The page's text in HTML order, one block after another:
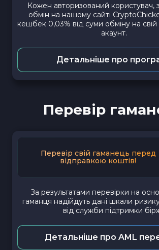
Кожен авторизований користувач,
обмін на нашому сайті
кешбек 0,03% від суми обміну на
акаунт.
Детальніше про
Перевір
Перевір свій гаманець перед
відправкою коштів!
За результатами перевірки на
гаманця надійдуть дані шкали
від служби підтримки
Детальніше про AML